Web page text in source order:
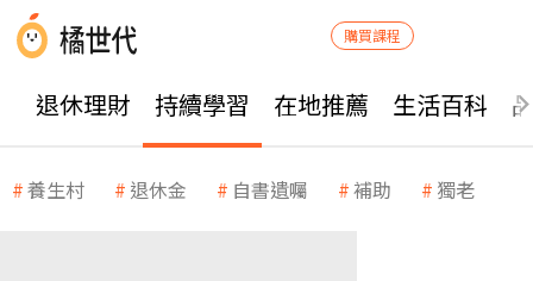
購買課程
退休理財 持續學習 在地推薦 生活百科
養生村 退休金 自書遺囑 補助 獨老